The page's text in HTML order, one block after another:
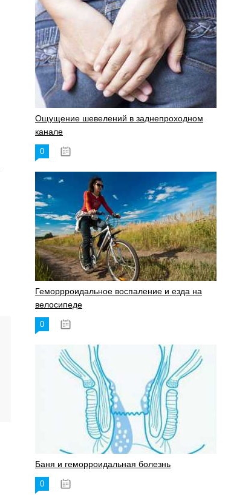
Ощущение шевелений в заднепроходном
канале
0
Геморрроидальное воспаление и езда на
велосипеде
0
Баня и геморроидальная болезнь
0